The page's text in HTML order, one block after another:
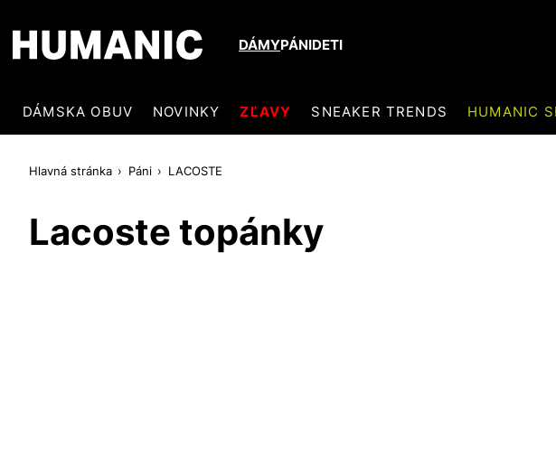
DÁMYPÁNIDETI
DÁMSKA OBUV NOVINKY ZĽAVY SNEAKER TRENDS HUMANIC
Hlavná stránka Páni LACOSTE
Lacoste topánky